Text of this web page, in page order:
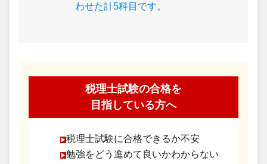
わせた計5科目です。
税理士試験の合格を
目指している方へ
税理士試験に合格できるか不安
勉強をどう進めて良いかわからない